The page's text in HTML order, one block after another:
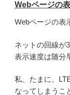
Webページの
Webページの表
ネットの回線が
表示速度は随分
私、たまに、
なってしまうこ